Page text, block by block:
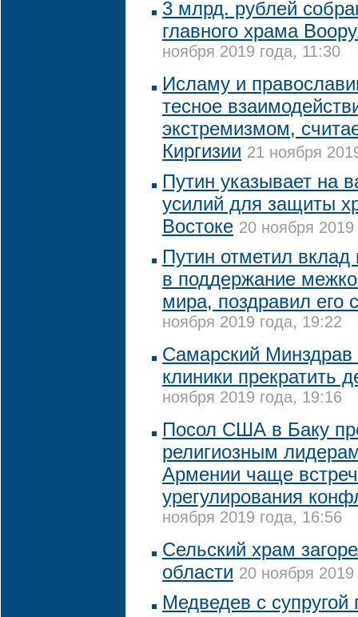
3 млрд. рублей
главного храма
ноября 2019 года, 11:30
Исламу и
тесное
экстремизмом,
Киргизии 21 ноября
Путин указывает на
усилий для защиты
Востоке 20 ноября
Путин отметил
в поддержание
мира, поздравил его
ноября 2019 года, 19:22
Самарский Минздрав
клиники прекратить
ноября 2019 года, 19:16
Посол США в Баку
религиозным
Армении чаще
урегулирования
ноября 2019 года, 16:56
Сельский храм
области 20 ноября
Медведев с супругой